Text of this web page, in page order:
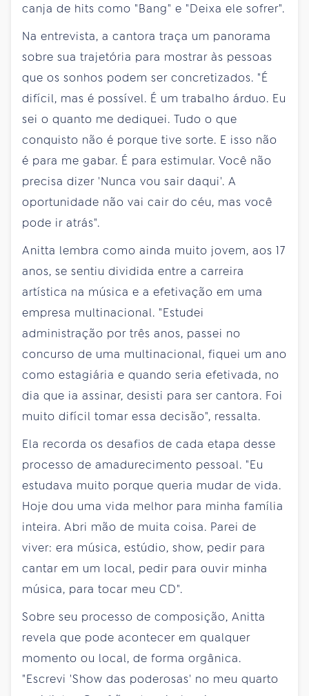
canja de hits como "Bang" e "Deixa ele sofrer".
Na entrevista, a cantora traça um panorama
sobre sua trajetória para mostrar às pessoas
que os sonhos podem ser concretizados. "É
difícil, mas é possível. É um trabalho árduo. Eu
sei o quanto me dediquei. Tudo o que
conquisto não é porque tive sorte. E isso não
é para me gabar. É para estimular. Você não
precisa dizer 'Nunca vou sair daqui'. A
oportunidade não vai cair do céu, mas você
pode ir atrás".
Anitta lembra como ainda muito jovem, aos 17
anos, se sentiu dividida entre a carreira
artística na música e a efetivação em uma
empresa multinacional. "Estudei
administração por três anos, passei no
concurso de uma multinacional, fiquei um ano
como estagiária e quando seria efetivada, no
dia que ia assinar, desisti para ser cantora. Foi
muito difícil tomar essa decisão", ressalta.
Ela recorda os desafios de cada etapa desse
processo de amadurecimento pessoal. "Eu
estudava muito porque queria mudar de vida.
Hoje dou uma vida melhor para minha família
inteira. Abri mão de muita coisa. Parei de
viver: era música, estúdio, show, pedir para
cantar em um local, pedir para ouvir minha
música, para tocar meu CD".
Sobre seu processo de composição, Anitta
revela que pode acontecer em qualquer
momento ou local, de forma orgânica.
"Escrevi 'Show das poderosas' no meu quarto